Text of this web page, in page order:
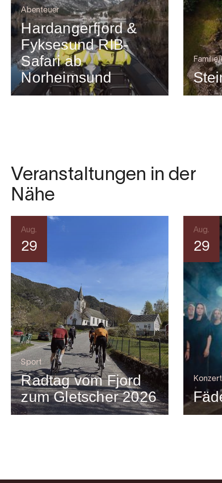
Abenteuer
Hardangerfjord &
Fyksesund RIB-
Safari ab
Norheimsund
Veranstaltungen in der
Nähe
Aug.
29
Sport
Radtag vom Fjord
zum Gletscher 2026
Aug.
29
Konzert